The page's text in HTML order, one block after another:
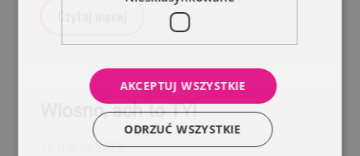
Wiosno, ach to TY!
16 marca 2026
AKCEPTUJ WSZYSTKIE
ODRZUĆ WSZYSTKIE